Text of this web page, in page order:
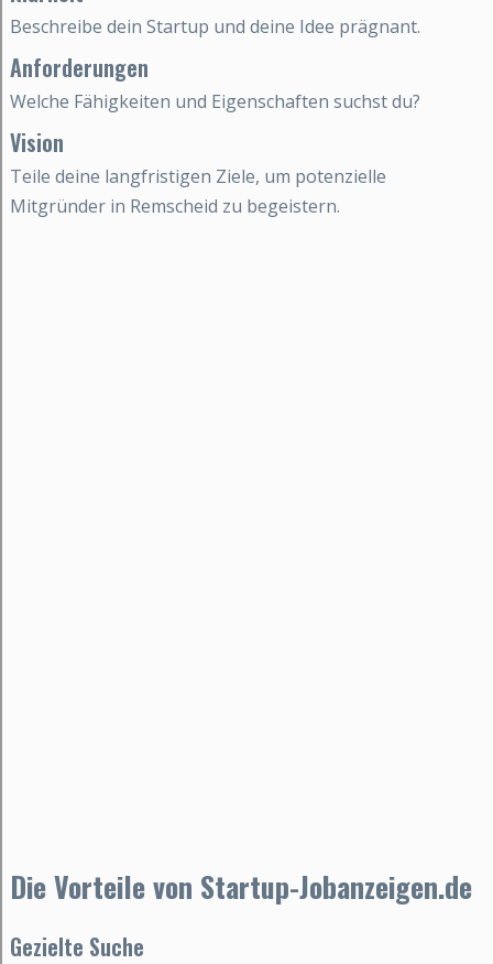
Beschreibe dein Startup und deine Idee prägnant.
Anforderungen
Welche Fähigkeiten und Eigenschaften suchst du?
Vision
Teile deine langfristigen Ziele, um potenzielle
Mitgründer in Remscheid zu begeistern.
Die Vorteile von Startup-Jobanzeigen.de
Gezielte Suche